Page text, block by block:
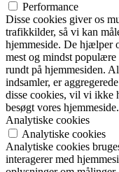
Performance
Disse cookies giver os
trafikkilder, så vi kan
hjemmeside. De hjælper
mest og mindst populære
rundt på hjemmesiden.
indsamler, er
disse cookies, vil vi ikke
besøgt vores hjemmeside.
Analytiske cookies
Analytiske cookies
Analytiske cookies
interagerer med